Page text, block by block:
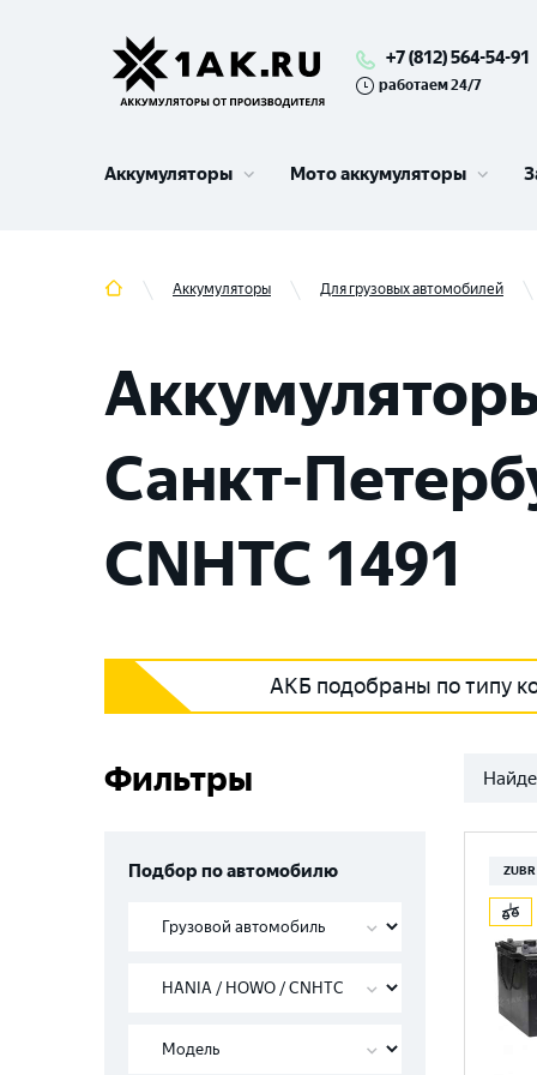
+7 (812) 564-54-91
работаем 24/7
Аккумуляторы Мото аккумуляторы
Аккумуляторы Для грузовых автомобилей
Санкт-
CNHTC 1491
АКБ подобраны по типу
Фильтры
Подбор по автомобилю ZUBR